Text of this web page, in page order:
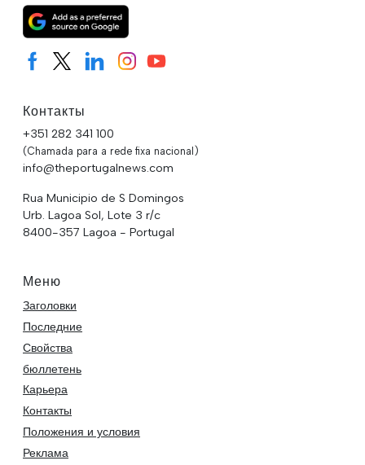
Контакты
+351 282 341 100
(Chamada para a rede fixa nacional)
info@theportugalnews.com
Rua Municipio de S Domingos
Urb. Lagoa Sol, Lote 3 r/c
8400-357 Lagoa - Portugal
Меню
Заголовки
Последние
Свойства
бюллетень
Карьера
Контакты
Положения и условия
Реклама